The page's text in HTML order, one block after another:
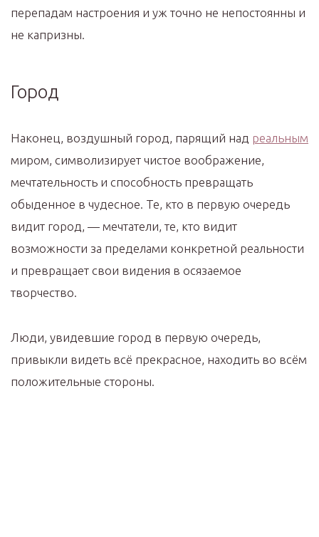
перепадам настроения и уж точно не непостоянны и
не капризны.
Город
Наконец, воздушный город, парящий над реальным
миром, символизирует чистое воображение,
мечтательность и способность превращать
обыденное в чудесное. Те, кто в первую очередь
видит город, — мечтатели, те, кто видит
возможности за пределами конкретной реальности
и превращает свои видения в осязаемое
творчество.
Люди, увидевшие город в первую очередь,
привыкли видеть всё прекрасное, находить во всём
положительные стороны.